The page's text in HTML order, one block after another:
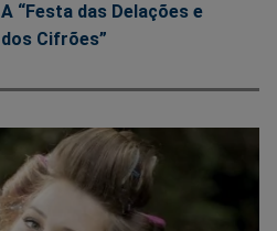
A “Festa das Delações e
dos Cifrões”